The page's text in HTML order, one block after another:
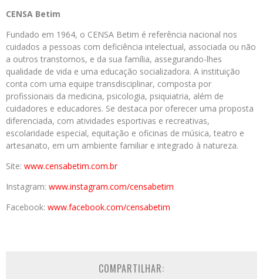
CENSA Betim
Fundado em 1964, o CENSA Betim é referência nacional nos
cuidados a pessoas com deficiência intelectual, associada ou não
a outros transtornos, e da sua família, assegurando-lhes
qualidade de vida e uma educação socializadora. A instituição
conta com uma equipe transdisciplinar, composta por
profissionais da medicina, psicologia, psiquiatria, além de
cuidadores e educadores. Se destaca por oferecer uma proposta
diferenciada, com atividades esportivas e recreativas,
escolaridade especial, equitação e oficinas de música, teatro e
artesanato, em um ambiente familiar e integrado à natureza.
Site: www.censabetim.com.br
Instagram: www.instagram.com/censabetim
Facebook: www.facebook.com/censabetim
COMPARTILHAR: